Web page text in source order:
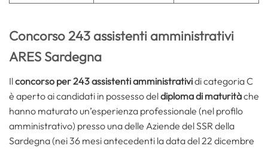
Concorso 243 assistenti amministrativi
ARES Sardegna
Ilconcorso per 243 assistenti amministratividi categoria C
è aperto ai candidati in possesso deldiploma di maturitàche
hanno maturato un’esperienza professionale (nel profilo
amministrativo) presso una delle Aziende del SSR della
Sardegna (nei 36 mesi antecedenti la data del 22 dicembre